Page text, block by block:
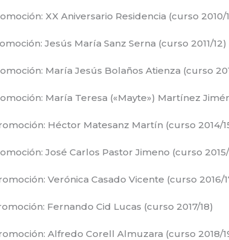
XX Aniversario Residencia (curso 2010/
Jesús María Sanz Serna (curso 2011/12)
María Jesús Bolaños Atienza (curso
María Teresa («Mayte») Martínez
Héctor Matesanz Martín (curso 2014/
José Carlos Pastor Jimeno (curso 2015/
Verónica Casado Vicente (curso 2016/
Fernando Cid Lucas (curso 2017/18)
Alfredo Corell Almuzara (curso 2018/